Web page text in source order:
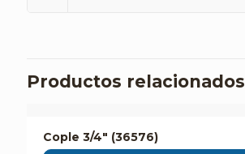
Productos relacionados
Cople 3/4″ (36576)